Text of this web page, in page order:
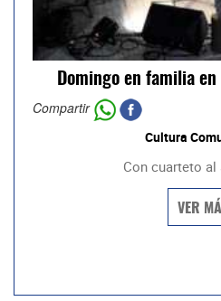
Domingo en familia
Compartir
Cultura
Con cuarteto al
VER